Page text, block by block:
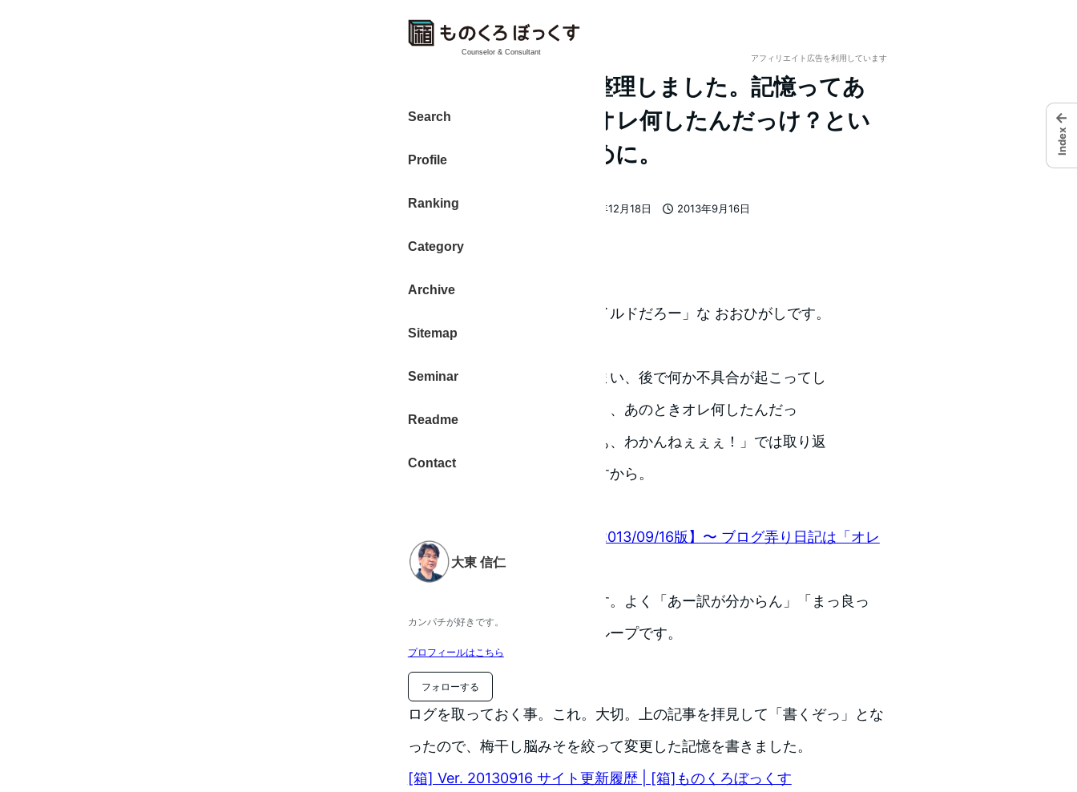
Counselor & Consultant
Search
Profile
Ranking
Category
Archive
Sitemap
Seminar
Readme
Contact
大東 信仁
カンパチが好きです。
プロフィールはこちら
フォローする
アフィリエイト広告を利用しています
ブログ更新記録を整理しました。記憶ってあ
やふや。あのときオレ何したんだっけ？とい
う私が困らないために。
2013年12月18日
2013年9月16日
者
大東 信仁（ものくろ）
勢いで「やっちまったぜ！ワイルドだろー」な おおひがしです。
情動的に行動してしまい、後で何か不具合が起こってし
まったとき「あれ、、、あのときオレ何したんだっ
け？」とか「うわぁぁ、わかんねぇぇぇ！」では取り返
しがつかないわけですから。
via :
@donpy 通信【585号：2013/09/16版】〜 ブログ弄り日記は「オレ
得」 | 覚醒する @CDiP
まったくその通りでございます。よく「あー訳が分からん」「まっ良っ
か」「やっぱマズいよー」のループです。
ログを取っておく事。これ。大切。上の記事を拝見して「書くぞっ」とな
ったので、梅干し脳みそを絞って変更した記憶を書きました。
[箱] Ver. 20130916 サイト更新履歴 | [箱]ものくろぼっくす
←
Index